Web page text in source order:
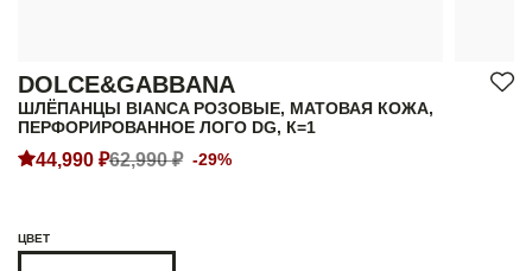
DOLCE&GABBANA
ШЛЁПАНЦЫ BIANCA РОЗОВЫЕ, МАТОВАЯ КОЖА,
ПЕРФОРИРОВАННОЕ ЛОГО DG, К=1
44,990 ₽62,990 ₽ -29%
ЦВЕТ